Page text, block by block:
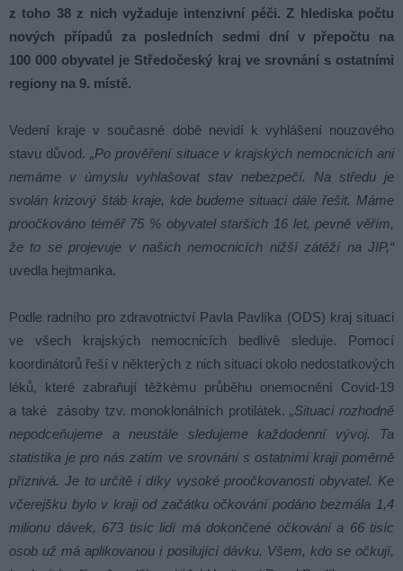
z toho 38 z nich vyžaduje intenzivní péči. Z hlediska počtu
nových případů za posledních sedmi dní v přepočtu na
100 000 obyvatel je Středočeský kraj ve srovnání s ostatními
regiony na 9. místě.
Vedení kraje v současné době nevidí k vyhlášení nouzového
stavu důvod.„Po prověření situace v krajských nemocnicích ani
nemáme v úmyslu vyhlašovat stav nebezpečí. Na středu je
svolán krizový štáb kraje, kde budeme situaci dále řešit. Máme
proočkováno téměř 75 % obyvatel starších 16 let, pevně věřím,
že to se projevuje v našich nemocnicích nižší zátěží na JIP,“
uvedla hejtmanka.
Podle radního pro zdravotnictví Pavla Pavlíka (ODS) kraj situaci
ve všech krajských nemocnicích bedlivě sleduje. Pomocí
koordinátorů řeší v některých z nich situaci okolo nedostatkových
léků, které zabraňují těžkému průběhu onemocnění Covid-19
a také zásoby tzv. monoklonálních protilátek.„Situaci rozhodně
nepodceňujeme a neustále sledujeme každodenní vývoj. Ta
statistika je pro nás zatím ve srovnání s ostatními kraji poměrně
příznivá. Je to určitě i díky vysoké proočkovanosti obyvatel. Ke
včerejšku bylo v kraji od začátku očkování podáno bezmála 1,4
milionu dávek, 673 tisíc lidí má dokončené očkování a 66 tisíc
osob už má aplikovanou i posilující dávku. Všem, kdo se očkují,